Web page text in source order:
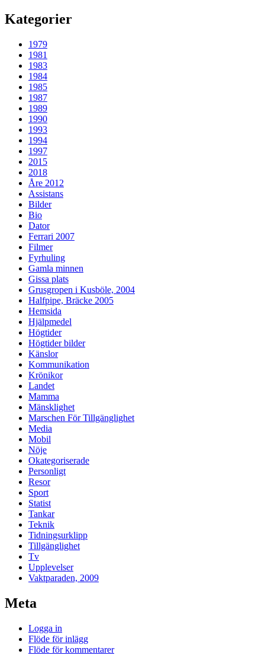
Kategorier
1979
1981
1983
1984
1985
1987
1989
1990
1993
1994
1997
2015
2018
Åre 2012
Assistans
Bilder
Bio
Dator
Ferrari 2007
Filmer
Fyrhuling
Gamla minnen
Gissa plats
Grusgropen i Kusböle, 2004
Halfpipe, Bräcke 2005
Hemsida
Hjälpmedel
Högtider
Högtider bilder
Känslor
Kommunikation
Krönikor
Landet
Mamma
Mänsklighet
Marschen För Tillgänglighet
Media
Mobil
Nöje
Okategoriserade
Personligt
Resor
Sport
Statist
Tankar
Teknik
Tidningsurklipp
Tillgänglighet
Tv
Upplevelser
Vaktparaden, 2009
Meta
Logga in
Flöde för inlägg
Flöde för kommentarer